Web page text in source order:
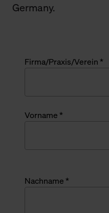
Germany.
Firma/Praxis/Verein *
Vorname *
Nachname *